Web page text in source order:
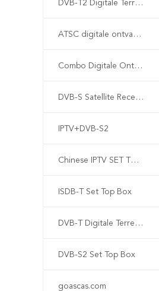
DVB-T2 Digitale Terrestriële Ontvanger
ATSC digitale ontvanger
Combo Digitale Ontvanger
DVB-S Satellite Receiver
IPTV+DVB-S2
Chinese IPTV SET TOP BOX
ISDB-T Set Top Box
DVB-T Digitale Terrestriële Ontvanger
DVB-S2 Set Top Box
goascas.com